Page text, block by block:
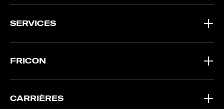
SERVICES
FRICON
CARRIÈRES